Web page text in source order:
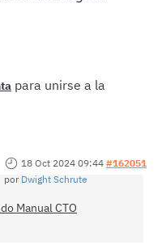
para unirse a la
18 Oct 2024 09:44 #162051
por Dwight Schrute
Manual CTO